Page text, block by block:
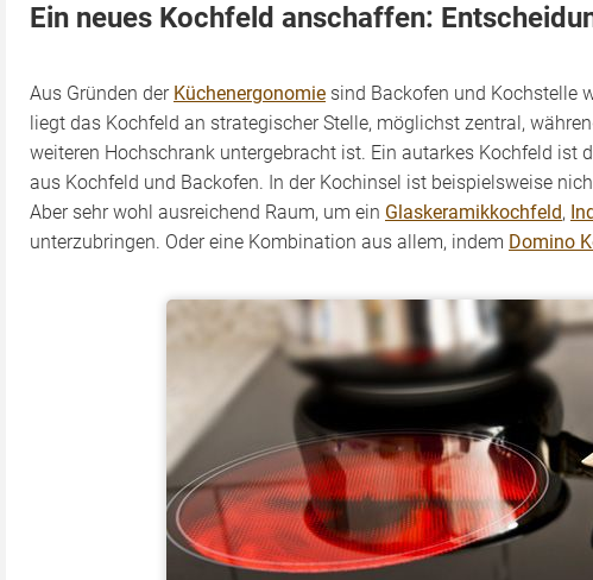
Ein neues Kochfeld anschaffen:
Aus Gründen der Küchenergonomie sind Backofen und Kochstelle
liegt das Kochfeld an strategischer Stelle, möglichst zentral,
weiteren Hochschrank untergebracht ist. Ein autarkes Kochfeld
aus Kochfeld und Backofen. In der Kochinsel ist beispielsweise
Aber sehr wohl ausreichend Raum, um ein Glaskeramikkochfeld,
unterzubringen. Oder eine Kombination aus allem, indem Domino